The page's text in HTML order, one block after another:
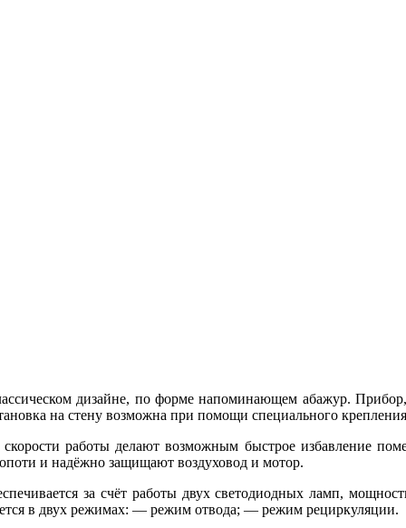
дизайне, по форме напоминающем абажур.
на стену возможна при помощи специального
работы делают возможным быстрое избавление
и надёжно защищают воздуховод и мотор.
за счёт работы двух светодиодных ламп,
в двух режимах: — режим отвода; — режим рециркуляции.